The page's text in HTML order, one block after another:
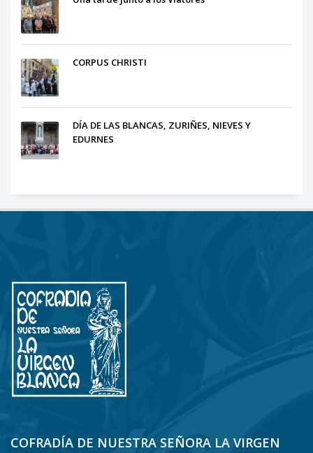
CORPUS CHRISTI
DÍA DE LAS BLANCAS, ZURIÑES, NIEVES Y
EDURNES
COFRADÍA DE NUESTRA SEÑORA LA VIRGEN